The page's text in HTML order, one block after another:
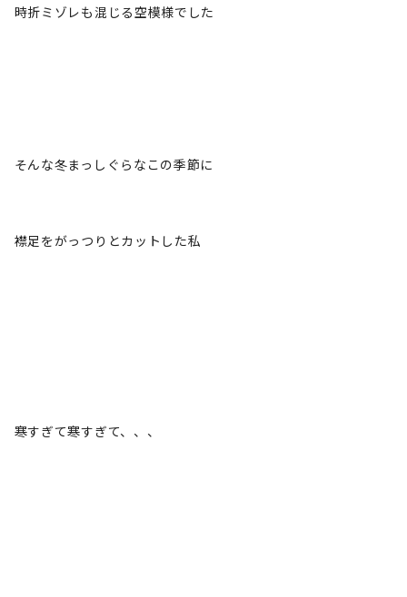
時折ミゾレも混じる空模様でした
そんな冬まっしぐらなこの季節に
襟足をがっつりとカットした私
寒すぎて寒すぎて、、、